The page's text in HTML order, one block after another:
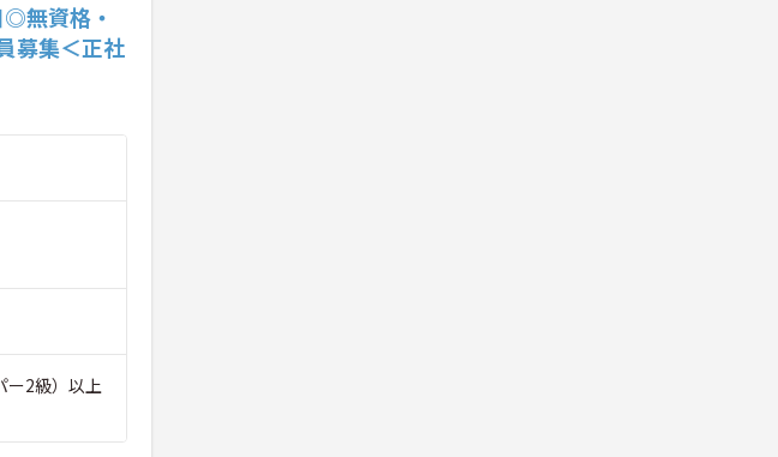
◎無資格・
募集＜正社
2級）以上